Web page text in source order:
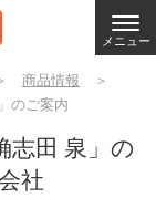
メニュー
商品情報 ＞
のご案内
志田 泉」の
社